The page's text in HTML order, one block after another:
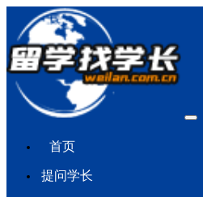
首页
提问学长